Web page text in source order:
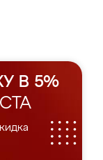
В 5%